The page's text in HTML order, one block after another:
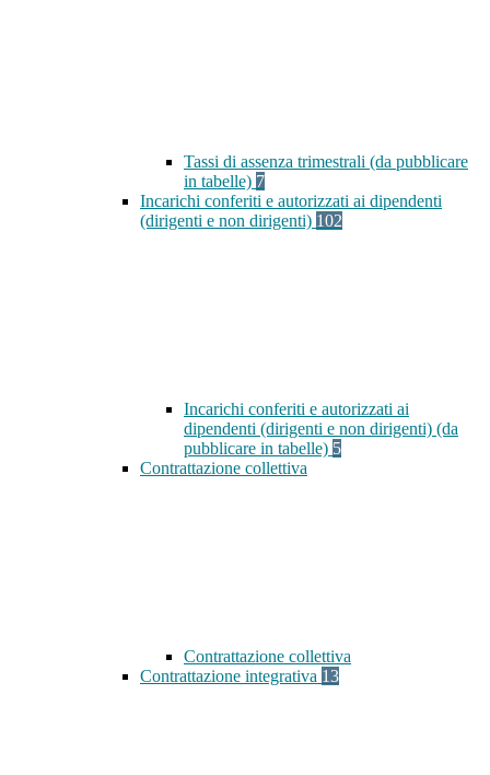
Tassi di assenza trimestrali (da pubblicare
in tabelle) 7
Incarichi conferiti e autorizzati ai dipendenti
(dirigenti e non dirigenti) 102
Incarichi conferiti e autorizzati ai
dipendenti (dirigenti e non dirigenti) (da
pubblicare in tabelle) 5
Contrattazione collettiva
Contrattazione collettiva
Contrattazione integrativa 13